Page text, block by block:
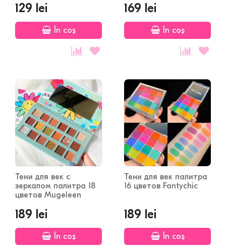
129 lei
În coș
169 lei
În coș
Тени для век с
зеркалом палитра 18
цветов Mugeleen
189 lei
În coș
Тени для век палитра
16 цветов Fantychic
189 lei
În coș